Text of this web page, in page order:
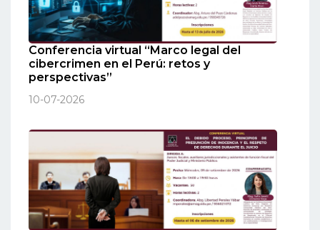
Conferencia virtual “Marco legal del
cibercrimen en el Perú: retos y
perspectivas”
10-07-2026